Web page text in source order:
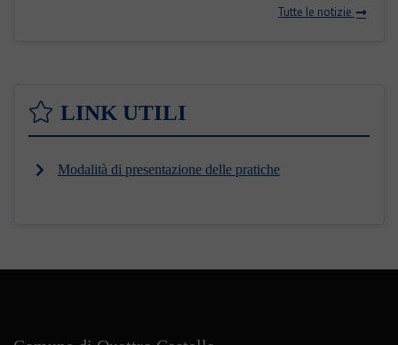
Tutte le notizie
LINK UTILI
Modalità di presentazione delle pratiche